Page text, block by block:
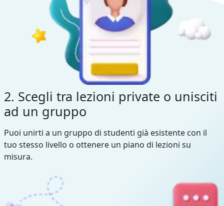
2. Scegli tra lezioni private o unisciti
ad un gruppo
Puoi unirti a un gruppo di studenti già esistente con il
tuo stesso livello o ottenere un piano di lezioni su
misura.